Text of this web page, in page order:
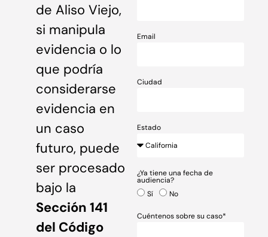
de Aliso Viejo,
si manipula
evidencia o lo
que podría
considerarse
evidencia en
un caso
futuro, puede
ser procesado
bajo la
Sección 141
del Código
Email
Ciudad
Estado
¿Ya tiene una fecha de
audiencia?
Sí
No
Cuéntenos sobre su caso*